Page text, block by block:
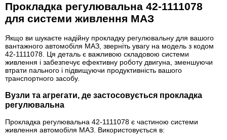
Прокладка регулювальна 42-1111078
для системи живлення МАЗ
Якщо ви шукаєте надійну прокладку регулювальну для вашого
вантажного автомобіля МАЗ, зверніть увагу на модель з кодом
42-1111078. Ця деталь є важливою складовою системи
живлення і забезпечує ефективну роботу двигуна, зменшуючи
втрати пального і підвищуючи продуктивність вашого
транспортного засобу.
Вузли та агрегати, де застосовується прокладка
регулювальна
Прокладка регулювальна 42-1111078 є частиною системи
живлення автомобіля МАЗ. Використовується в: